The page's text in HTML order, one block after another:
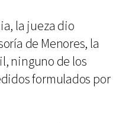
la jueza dio
de Menores, la
ninguno de los
formulados por